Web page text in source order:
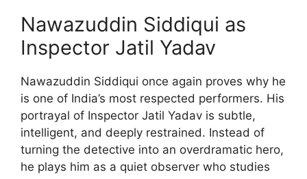
Nawazuddin Siddiqui as
Inspector Jatil Yadav
Nawazuddin Siddiqui once again proves why he
is one of India’s most respected performers. His
portrayal of Inspector Jatil Yadav is subtle,
intelligent, and deeply restrained. Instead of
turning the detective into an overdramatic hero,
he plays him as a quiet observer who studies